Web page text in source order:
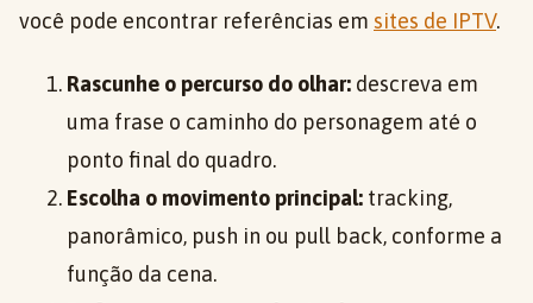
você pode encontrar referências em sites de IPTV.
Rascunhe o percurso do olhar: descreva em
uma frase o caminho do personagem até o
ponto final do quadro.
Escolha o movimento principal: tracking,
panorâmico, push in ou pull back, conforme a
função da cena.